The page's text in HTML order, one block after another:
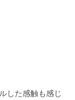
した感触も感じ